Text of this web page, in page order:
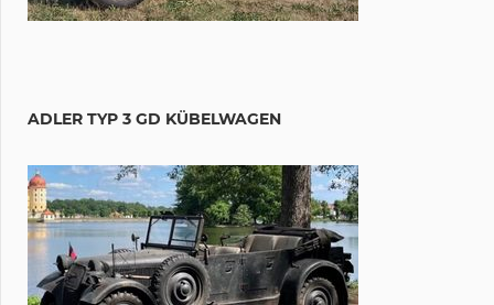
ADLER TYP 3 GD KÜBELWAGEN